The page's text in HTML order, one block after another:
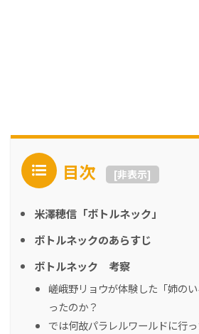
目次 [非表示]
米澤穂信「ボトルネック」
ボトルネックのあらすじ
ボトルネック 考察
嵯峨野リョウが体験した「姉の
ったのか？
では何故パラレルワールドに行